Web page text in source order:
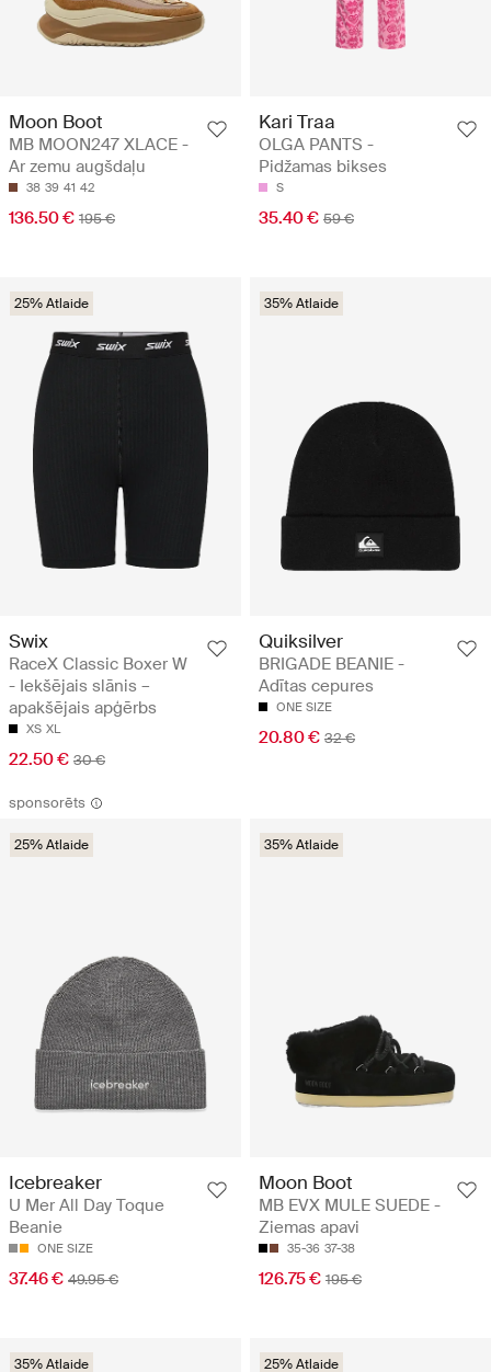
Moon Boot
MB MOON247 XLACE -
Ar zemu augšdaļu
38 39 41 42
136.50 € 195 €
Kari Traa
OLGA PANTS -
Pidžamas bikses
S
35.40 € 59 €
25% Atlaide
Swix
RaceX Classic Boxer W
- Iekšējais slānis –
apakšējais apģērbs
XS XL
22.50 € 30 €
35% Atlaide
Quiksilver
BRIGADE BEANIE -
Adītas cepures
ONE SIZE
20.80 € 32 €
sponsorēts
25% Atlaide
Icebreaker
U Mer All Day Toque
Beanie
ONE SIZE
37.46 € 49.95 €
35% Atlaide
Moon Boot
MB EVX MULE SUEDE -
Ziemas apavi
35-36 37-38
126.75 € 195 €
35% Atlaide 25% Atlaide